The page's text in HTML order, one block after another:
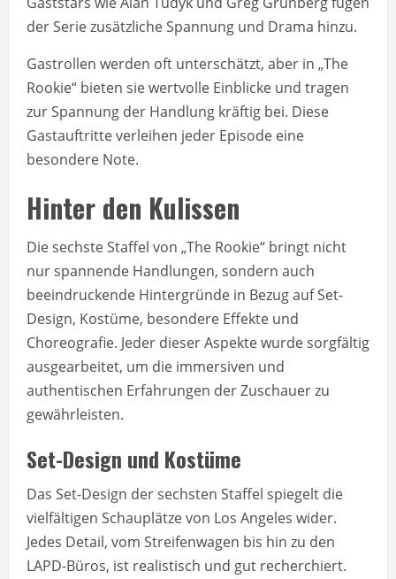
der Serie zusätzliche Spannung und Drama hinzu.
Gastrollen werden oft unterschätzt, aber in „The
Rookie“ bieten sie wertvolle Einblicke und tragen
zur Spannung der Handlung kräftig bei. Diese
Gastauftritte verleihen jeder Episode eine
besondere Note.
Hinter den Kulissen
Die sechste Staffel von „The Rookie“ bringt nicht
nur spannende Handlungen, sondern auch
beeindruckende Hintergründe in Bezug auf Set-
Design, Kostüme, besondere Effekte und
Choreografie. Jeder dieser Aspekte wurde sorgfältig
ausgearbeitet, um die immersiven und
authentischen Erfahrungen der Zuschauer zu
gewährleisten.
Set-Design und Kostüme
Das Set-Design der sechsten Staffel spiegelt die
vielfältigen Schauplätze von Los Angeles wider.
Jedes Detail, vom Streifenwagen bis hin zu den
LAPD-Büros, ist realistisch und gut recherchiert.